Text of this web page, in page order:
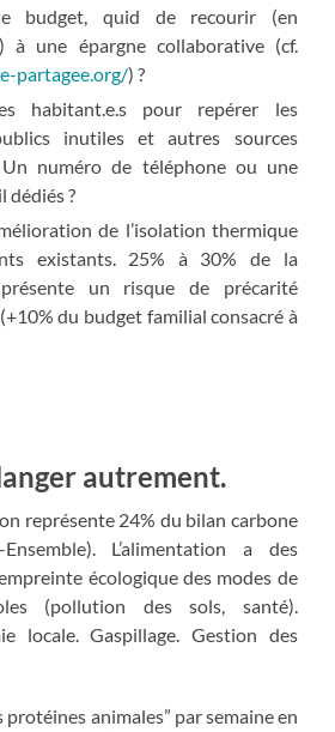
budget, quid de recourir (en
à une épargne collaborative (cf.
partagee.org/) ?
habitant.e.s pour repérer les
inutiles et autres sources
Un numéro de téléphone ou une
dédiés ?
de l’isolation thermique
existants. 25% à 30% de la
un risque de précarité
du budget familial consacré à
autrement.
représente 24% du bilan carbone
L’alimentation a des
écologique des modes de
(pollution des sols, santé).
locale. Gaspillage. Gestion des
protéines animales” par semaine en